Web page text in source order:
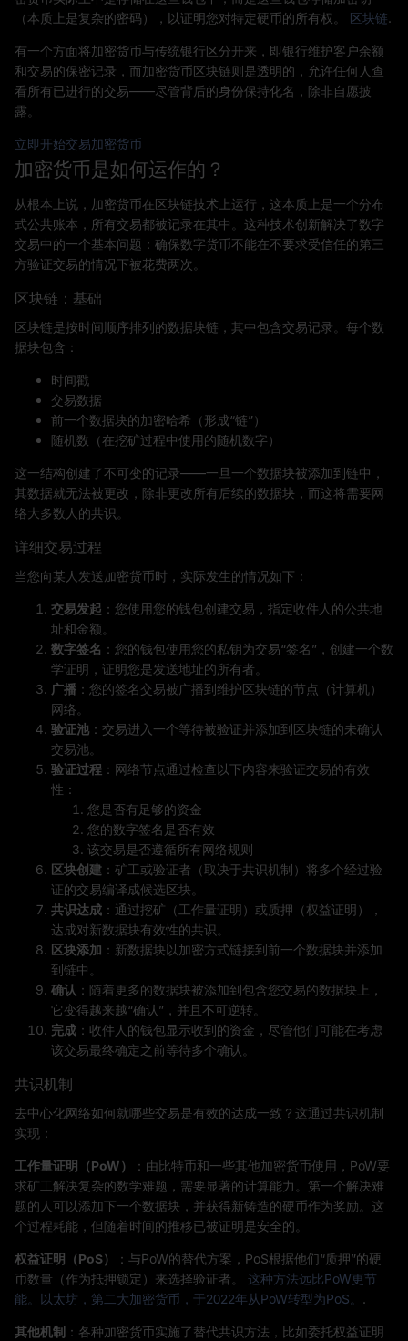
（本质上是复杂的密码），以证明您对特定硬币的所有权。 区块链.
有一个方面将加密货币与传统银行区分开来，即银行维护客户余额
和交易的保密记录，而加密货币区块链则是透明的，允许任何人查
看所有已进行的交易——尽管背后的身份保持化名，除非自愿披
露。
立即开始交易加密货币
加密货币是如何运作的？
从根本上说，加密货币在区块链技术上运行，这本质上是一个分布
式公共账本，所有交易都被记录在其中。这种技术创新解决了数字
交易中的一个基本问题：确保数字货币不能在不要求受信任的第三
方验证交易的情况下被花费两次。
区块链：基础
区块链是按时间顺序排列的数据块链，其中包含交易记录。每个数
据块包含：
时间戳
交易数据
前一个数据块的加密哈希（形成“链”）
随机数（在挖矿过程中使用的随机数字）
这一结构创建了不可变的记录——一旦一个数据块被添加到链中，
其数据就无法被更改，除非更改所有后续的数据块，而这将需要网
络大多数人的共识。
详细交易过程
当您向某人发送加密货币时，实际发生的情况如下：
交易发起 ：您使用您的钱包创建交易，指定收件人的公共地
址和金额。
数字签名 ：您的钱包使用您的私钥为交易“签名”，创建一个数
学证明，证明您是发送地址的所有者。
广播 ：您的签名交易被广播到维护区块链的节点（计算机）
网络。
验证池 ：交易进入一个等待被验证并添加到区块链的未确认
交易池。
验证过程 ：网络节点通过检查以下内容来验证交易的有效
性：
您是否有足够的资金
您的数字签名是否有效
该交易是否遵循所有网络规则
区块创建 ：矿工或验证者（取决于共识机制）将多个经过验
证的交易编译成候选区块。
共识达成 ：通过挖矿（工作量证明）或质押（权益证明），
达成对新数据块有效性的共识。
区块添加 ：新数据块以加密方式链接到前一个数据块并添加
到链中。
确认 ：随着更多的数据块被添加到包含您交易的数据块上，
它变得越来越“确认”，并且不可逆转。
完成 ：收件人的钱包显示收到的资金，尽管他们可能在考虑
该交易最终确定之前等待多个确认。
共识机制
去中心化网络如何就哪些交易是有效的达成一致？这通过共识机制
实现：
工作量证明（PoW）
：由比特币和一些其他加密货币使用，PoW要
求矿工解决复杂的数学难题，需要显著的计算能力。第一个解决难
题的人可以添加下一个数据块，并获得新铸造的硬币作为奖励。这
个过程耗能，但随着时间的推移已被证明是安全的。
权益证明（PoS）
：与PoW的替代方案，PoS根据他们“质押”的硬
币数量（作为抵押锁定）来选择验证者。 这种方法远比PoW更节
能。以太坊，第二大加密货币，于2022年从PoW转型为PoS。 .
其他机制 ：各种加密货币实施了替代共识方法，比如委托权益证明